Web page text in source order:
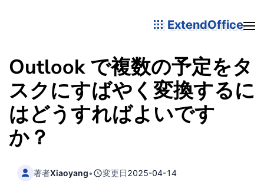
ExtendOffice
Outlook で複数の予定をタ
スクにすばやく変換するに
はどうすればよいです
か？
著者Xiaoyang• 変更日2025-04-14